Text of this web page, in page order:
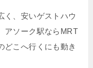
く、安いゲストハウ
アソーク駅ならMRT
どこへ行くにも動き